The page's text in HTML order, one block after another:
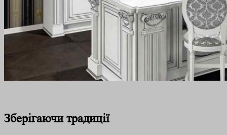
Зберігаючи традиції